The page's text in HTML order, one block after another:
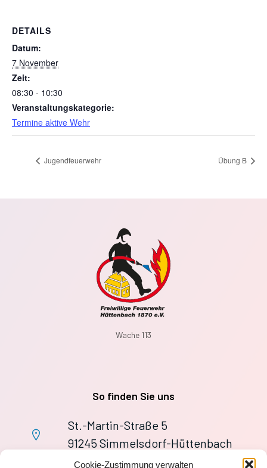
Cookie-Zustimmung verwalten
DETAILS
Datum:
7 November
Zeit:
08:30 - 10:30
Veranstaltungskategorie:
Termine aktive Wehr
Jugendfeuerwehr Übung B
Wache 113
So finden Sie uns
St.-Martin-Straße 5
91245 Simmelsdorf-Hüttenbach
+49 9155 9279727